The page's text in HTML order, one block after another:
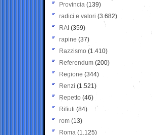
Provincia (139)
radici e valori (3.682)
RAI (359)
rapine (37)
Razzismo (1.410)
Referendum (200)
Regione (344)
Renzi (1.521)
Repetto (46)
Rifiuti (84)
rom (13)
Roma (1.125)